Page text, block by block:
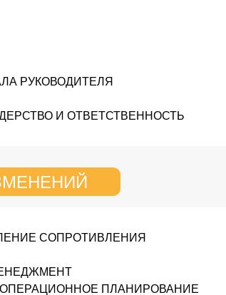
СОПРОТИВЛЕНИЯ
ПЛАНИРОВАНИЕ
РУКОВОДИТЕЛЯ
И ОТВЕТСТВЕННОСТЬ